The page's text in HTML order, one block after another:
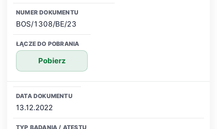
BOS/1308/BE/23
Pobierz
13.12.2022